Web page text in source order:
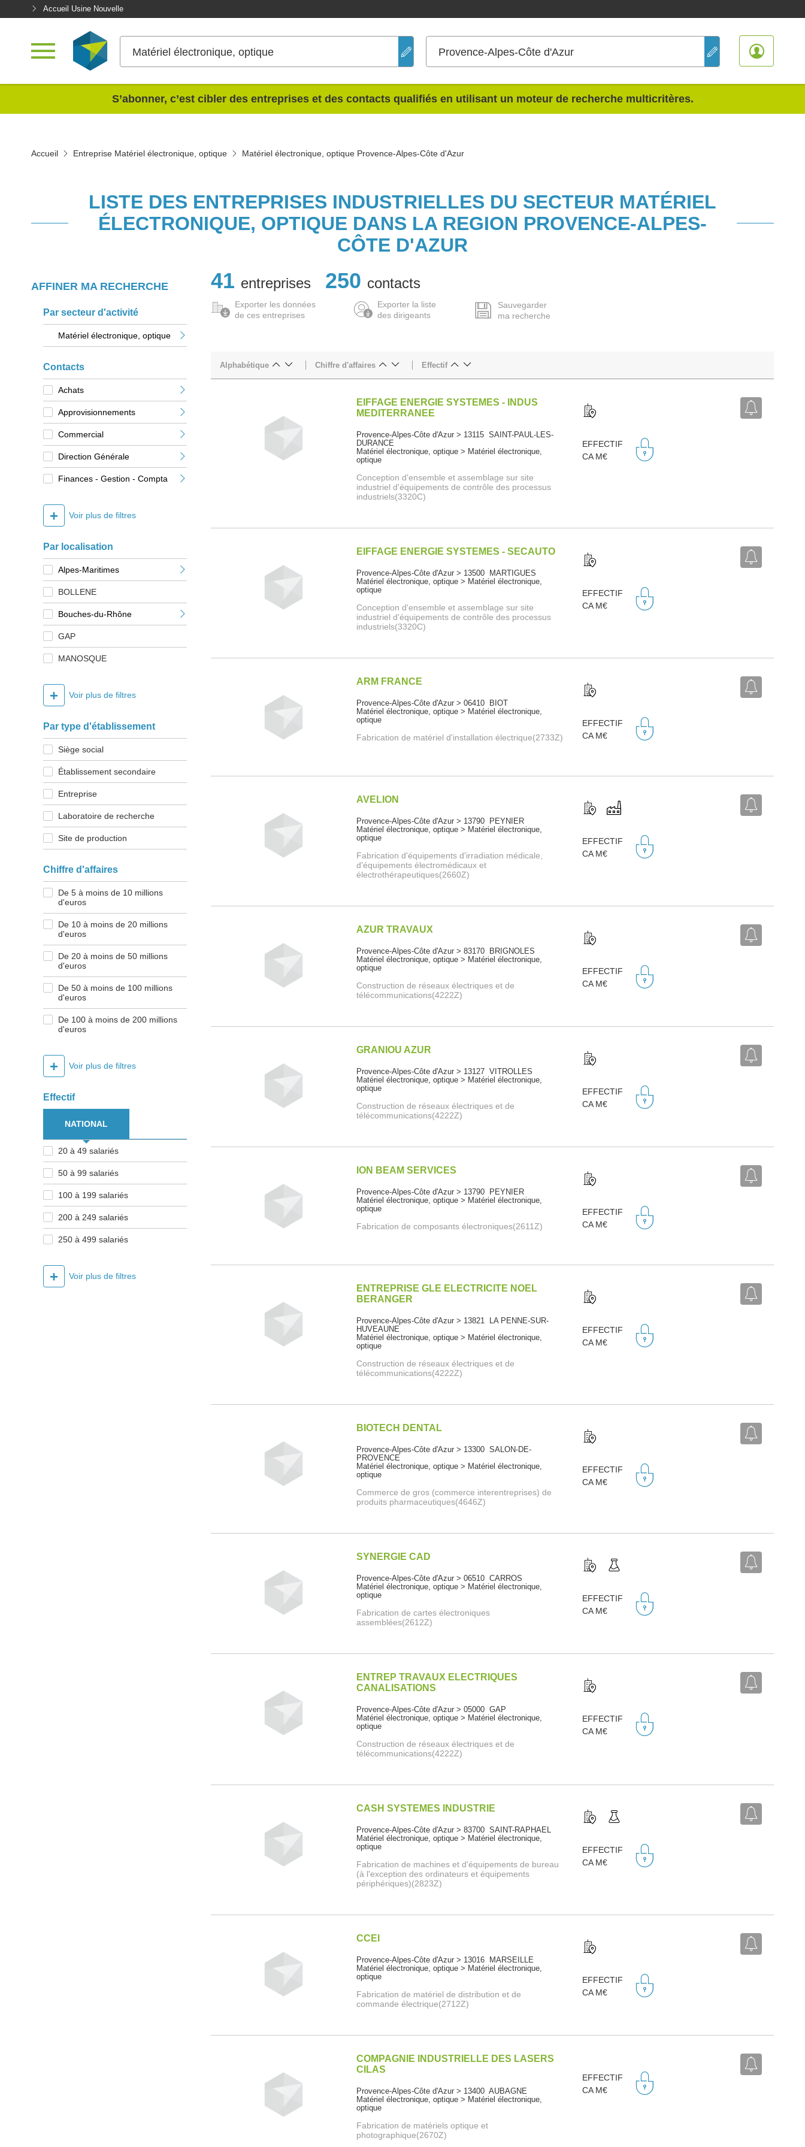
Accueil Usine Nouvelle
Matériel électronique, optique Provence-Alpes-Côte d'Azur
S’abonner, c’est cibler des entreprises et des contacts qualifiés en utilisant un moteur de recherche multicritères.
Accueil Entreprise Matériel électronique, optique Matériel électronique, optique Provence-Alpes-Côte d'Azur
LISTE DES ENTREPRISES INDUSTRIELLES DU SECTEUR MATÉRIEL
ÉLECTRONIQUE, OPTIQUE DANS LA REGION PROVENCE-ALPES-
CÔTE D'AZUR
AFFINER MA RECHERCHE
Par secteur d'activité
Matériel électronique, optique
Contacts
Achats
Approvisionnements
Commercial
Direction Générale
Finances - Gestion - Compta
+ Voir plus de filtres
Par localisation
Alpes-Maritimes
BOLLENE
Bouches-du-Rhône
GAP
MANOSQUE
+ Voir plus de filtres
Par type d'établissement
Siège social
Établissement secondaire
Entreprise
Laboratoire de recherche
Site de production
Chiffre d'affaires
De 5 à moins de 10 millions
d'euros
De 10 à moins de 20 millions
d'euros
De 20 à moins de 50 millions
d'euros
De 50 à moins de 100 millions
d'euros
De 100 à moins de 200 millions
d'euros
+ Voir plus de filtres
Effectif
NATIONAL
20 à 49 salariés
50 à 99 salariés
100 à 199 salariés
200 à 249 salariés
250 à 499 salariés
+ Voir plus de filtres
41 entreprises 250 contacts
Exporter les données
de ces entreprises
Exporter la liste
des dirigeants
Sauvegarder
ma recherche
Alphabétique Chiffre d'affaires Effectif
EIFFAGE ENERGIE SYSTEMES - INDUS
MEDITERRANEE
Provence-Alpes-Côte d'Azur > 13115 SAINT-PAUL-LES-
DURANCE
Matériel électronique, optique > Matériel électronique,
optique
Conception d'ensemble et assemblage sur site
industriel d'équipements de contrôle des processus
industriels(3320C)
EFFECTIF
CA M€
EIFFAGE ENERGIE SYSTEMES - SECAUTO
Provence-Alpes-Côte d'Azur > 13500 MARTIGUES
Matériel électronique, optique > Matériel électronique,
optique
Conception d'ensemble et assemblage sur site
industriel d'équipements de contrôle des processus
industriels(3320C)
EFFECTIF
CA M€
ARM FRANCE
Provence-Alpes-Côte d'Azur > 06410 BIOT
Matériel électronique, optique > Matériel électronique,
optique
Fabrication de matériel d'installation électrique(2733Z)
EFFECTIF
CA M€
AVELION
Provence-Alpes-Côte d'Azur > 13790 PEYNIER
Matériel électronique, optique > Matériel électronique,
optique
Fabrication d'équipements d'irradiation médicale,
d'équipements électromédicaux et
électrothérapeutiques(2660Z)
EFFECTIF
CA M€
AZUR TRAVAUX
Provence-Alpes-Côte d'Azur > 83170 BRIGNOLES
Matériel électronique, optique > Matériel électronique,
optique
Construction de réseaux électriques et de
télécommunications(4222Z)
EFFECTIF
CA M€
GRANIOU AZUR
Provence-Alpes-Côte d'Azur > 13127 VITROLLES
Matériel électronique, optique > Matériel électronique,
optique
Construction de réseaux électriques et de
télécommunications(4222Z)
EFFECTIF
CA M€
ION BEAM SERVICES
Provence-Alpes-Côte d'Azur > 13790 PEYNIER
Matériel électronique, optique > Matériel électronique,
optique
Fabrication de composants électroniques(2611Z)
EFFECTIF
CA M€
ENTREPRISE GLE ELECTRICITE NOEL
BERANGER
Provence-Alpes-Côte d'Azur > 13821 LA PENNE-SUR-
HUVEAUNE
Matériel électronique, optique > Matériel électronique,
optique
Construction de réseaux électriques et de
télécommunications(4222Z)
EFFECTIF
CA M€
BIOTECH DENTAL
Provence-Alpes-Côte d'Azur > 13300 SALON-DE-
PROVENCE
Matériel électronique, optique > Matériel électronique,
optique
Commerce de gros (commerce interentreprises) de
produits pharmaceutiques(4646Z)
EFFECTIF
CA M€
SYNERGIE CAD
Provence-Alpes-Côte d'Azur > 06510 CARROS
Matériel électronique, optique > Matériel électronique,
optique
Fabrication de cartes électroniques
assemblées(2612Z)
EFFECTIF
CA M€
ENTREP TRAVAUX ELECTRIQUES
CANALISATIONS
Provence-Alpes-Côte d'Azur > 05000 GAP
Matériel électronique, optique > Matériel électronique,
optique
Construction de réseaux électriques et de
télécommunications(4222Z)
EFFECTIF
CA M€
CASH SYSTEMES INDUSTRIE
Provence-Alpes-Côte d'Azur > 83700 SAINT-RAPHAEL
Matériel électronique, optique > Matériel électronique,
optique
Fabrication de machines et d'équipements de bureau
(à l'exception des ordinateurs et équipements
périphériques)(2823Z)
EFFECTIF
CA M€
CCEI
Provence-Alpes-Côte d'Azur > 13016 MARSEILLE
Matériel électronique, optique > Matériel électronique,
optique
Fabrication de matériel de distribution et de
commande électrique(2712Z)
EFFECTIF
CA M€
COMPAGNIE INDUSTRIELLE DES LASERS
CILAS
Provence-Alpes-Côte d'Azur > 13400 AUBAGNE
Matériel électronique, optique > Matériel électronique,
optique
Fabrication de matériels optique et
photographique(2670Z)
EFFECTIF
CA M€